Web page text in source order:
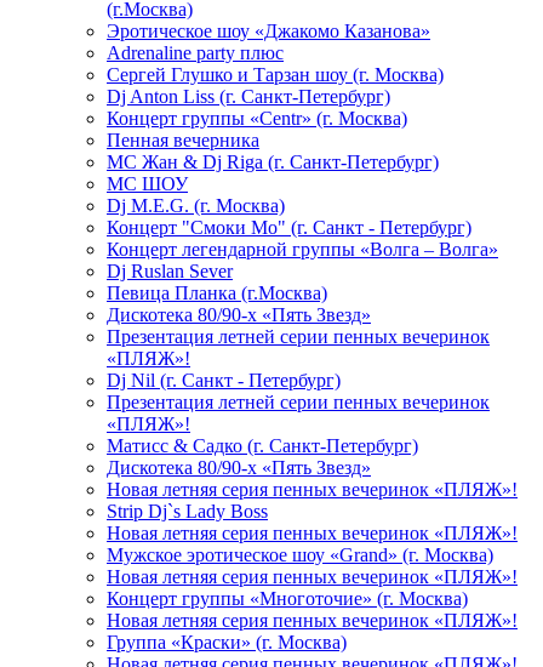
(г.Москва)
Эротическое шоу «Джакомо Казанова»
Adrenaline party плюс
Сергей Глушко и Тарзан шоу (г. Москва)
Dj Anton Liss (г. Санкт-Петербург)
Концерт группы «Centr» (г. Москва)
Пенная вечерника
МС Жан & Dj Riga (г. Санкт-Петербург)
МС ШОУ
Dj M.E.G. (г. Москва)
Концерт "Смоки Мо" (г. Санкт - Петербург)
Концерт легендарной группы «Волга – Волга»
Dj Ruslan Sever
Певица Планка (г.Москва)
Дискотека 80/90-х «Пять Звезд»
Презентация летней серии пенных вечеринок
«ПЛЯЖ»!
Dj Nil (г. Санкт - Петербург)
Презентация летней серии пенных вечеринок
«ПЛЯЖ»!
Матисс & Садко (г. Санкт-Петербург)
Дискотека 80/90-х «Пять Звезд»
Новая летняя серия пенных вечеринок «ПЛЯЖ»!
Strip Dj`s Lady Boss
Новая летняя серия пенных вечеринок «ПЛЯЖ»!
Мужское эротическое шоу «Grand» (г. Москва)
Новая летняя серия пенных вечеринок «ПЛЯЖ»!
Концерт группы «Многоточие» (г. Москва)
Новая летняя серия пенных вечеринок «ПЛЯЖ»!
Группа «Краски» (г. Москва)